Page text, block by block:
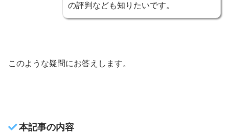
の評判なども知りたいです。
このような疑問にお答えします。
本記事の内容